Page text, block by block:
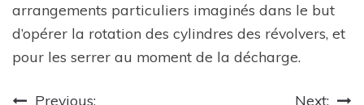
arrangements particuliers imaginés dans le but
d’opérer la rotation des cylindres des révolvers, et
pour les serrer au moment de la décharge.
Previous: Next: